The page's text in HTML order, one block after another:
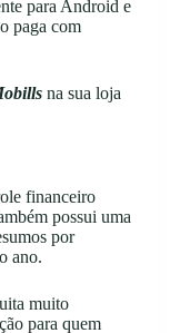
para Android e
paga com
na sua loja
financeiro
possui uma
por
ano.
muito
para quem